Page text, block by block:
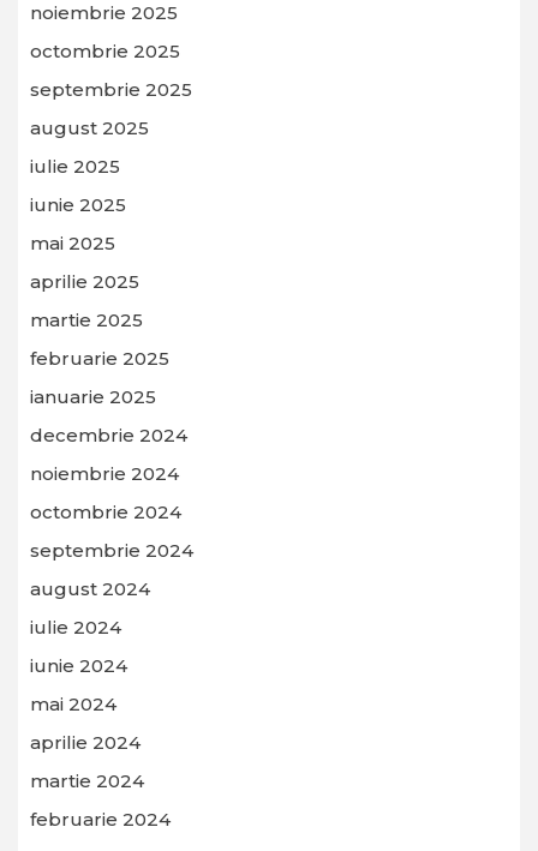
noiembrie 2025
octombrie 2025
septembrie 2025
august 2025
iulie 2025
iunie 2025
mai 2025
aprilie 2025
martie 2025
februarie 2025
ianuarie 2025
decembrie 2024
noiembrie 2024
octombrie 2024
septembrie 2024
august 2024
iulie 2024
iunie 2024
mai 2024
aprilie 2024
martie 2024
februarie 2024